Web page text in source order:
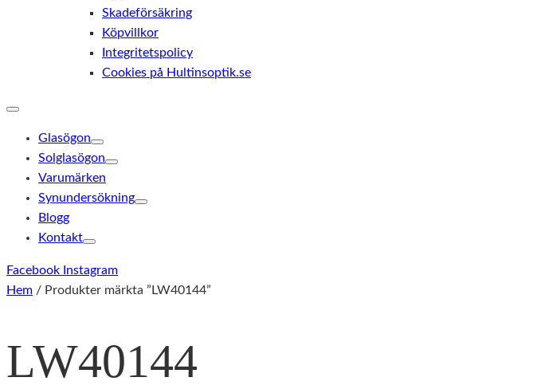
Skadeförsäkring
Köpvillkor
Integritetspolicy
Cookies på Hultinsoptik.se
Glasögon
Solglasögon
Varumärken
Synundersökning
Blogg
Kontakt
Facebook Instagram
Hem / Produkter märkta ”LW40144”
LW40144